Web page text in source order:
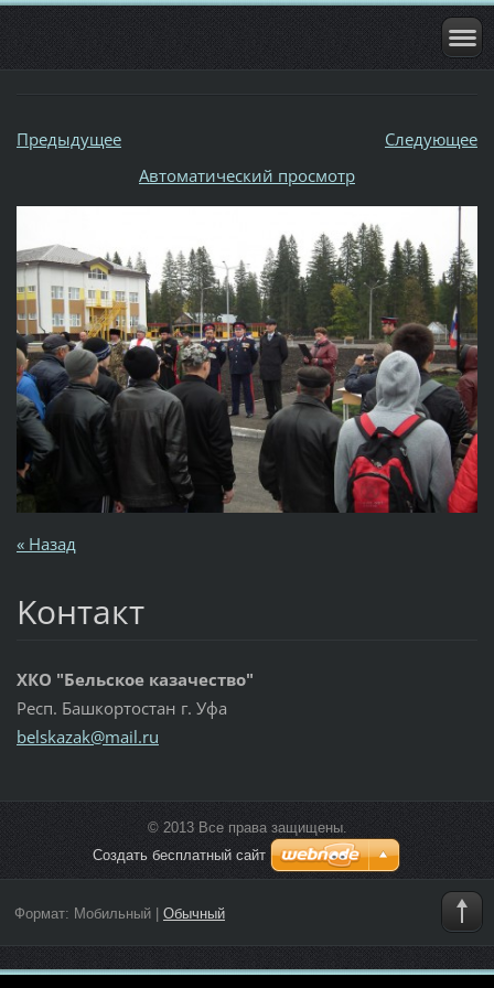
Предыдущее
Следующее
Aвтоматический просмотр
« Назад
Koнтакт
ХКО "Бельское казачество"
Респ. Башкортостан г. Уфа
belskazak@mail.ru
© 2013 Все права защищены.
Создать бесплатный сайт
Формат: Мобильный| Обычный